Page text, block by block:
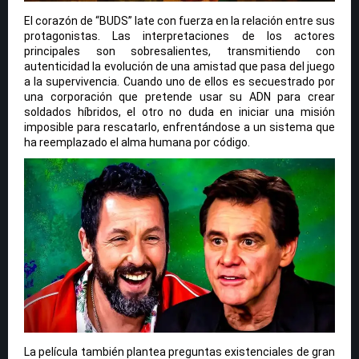
El corazón de “BUDS” late con fuerza en la relación entre sus
protagonistas. Las interpretaciones de los actores
principales son sobresalientes, transmitiendo con
autenticidad la evolución de una amistad que pasa del juego
a la supervivencia. Cuando uno de ellos es secuestrado por
una corporación que pretende usar su ADN para crear
soldados híbridos, el otro no duda en iniciar una misión
imposible para rescatarlo, enfrentándose a un sistema que
ha reemplazado el alma humana por código.
La película también plantea preguntas existenciales de gran